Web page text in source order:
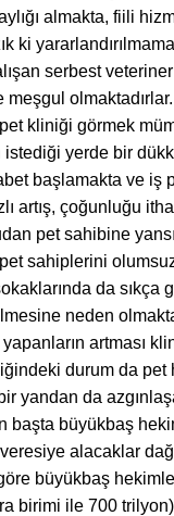
almakta, fiili
ki
serbest
kliniği görmek
yerde bir
başlamakta ve iş
artış, çoğunluğu
pet sahibine
sahiplerini
da sıkça
neden
artması
durum da pet
yandan da
başta büyükbaş
alacaklar
büyükbaş
birimi ile 700 trilyon)